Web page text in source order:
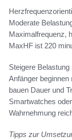
Moderate
Maximalfrequenz,
MaxHF ist 220
Steigere
Anfänger
bauen Dauer und
Smartwatches
Wahrnehmung
Tipps zur